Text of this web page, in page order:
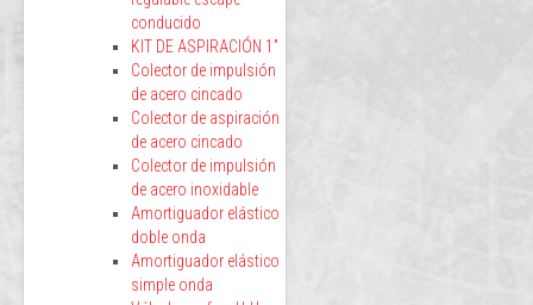
conducido
KIT DE ASPIRACIÓN 1”
Colector de impulsión
de acero cincado
Colector de aspiración
de acero cincado
Colector de impulsión
de acero inoxidable
Amortiguador elástico
doble onda
Amortiguador elástico
simple onda